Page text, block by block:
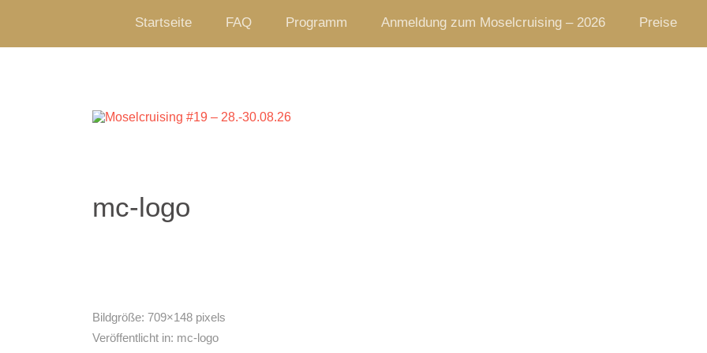
Startseite FAQ Programm Anmeldung zum Moselcruising – 2026 Preise
mc-logo
Bildgröße: 709×148 pixels
Veröffentlicht in: mc-logo